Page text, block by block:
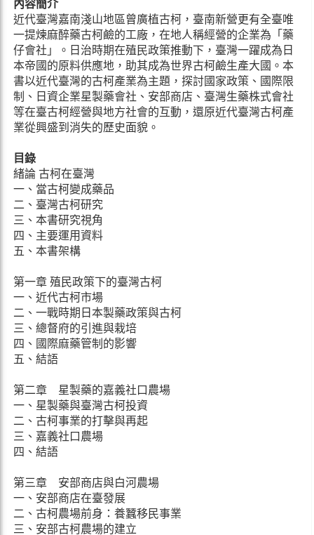
內容簡介
近代臺灣嘉南淺山地區曾廣植古柯，臺南新營更有全臺唯
一提煉麻醉藥古柯鹼的工廠，在地人稱經營的企業為「藥
仔會社」。日治時期在殖民政策推動下，臺灣一躍成為日
本帝國的原料供應地，助其成為世界古柯鹼生產大國。本
書以近代臺灣的古柯產業為主題，探討國家政策、國際限
制、日資企業星製藥會社、安部商店、臺灣生藥株式會社
等在臺古柯經營與地方社會的互動，還原近代臺灣古柯產
業從興盛到消失的歷史面貌。
目錄
緒論 古柯在臺灣
一、當古柯變成藥品
二、臺灣古柯研究
三、本書研究視角
四、主要運用資料
五、本書架構
第一章 殖民政策下的臺灣古柯
一、近代古柯市場
二、一戰時期日本製藥政策與古柯
三、總督府的引進與栽培
四、國際麻藥管制的影響
五、結語
第二章 星製藥的嘉義社口農場
一、星製藥與臺灣古柯投資
二、古柯事業的打擊與再起
三、嘉義社口農場
四、結語
第三章 安部商店與白河農場
一、安部商店在臺發展
二、古柯農場前身：養蠶移民事業
三、安部古柯農場的建立